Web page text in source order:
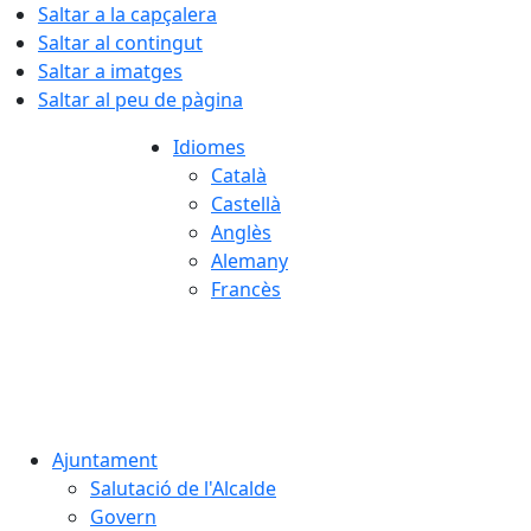
Saltar a la capçalera
Saltar al contingut
Saltar a imatges
Saltar al peu de pàgina
Idiomes
Català
Castellà
Anglès
Alemany
Francès
Ajuntament
Salutació de l'Alcalde
Govern